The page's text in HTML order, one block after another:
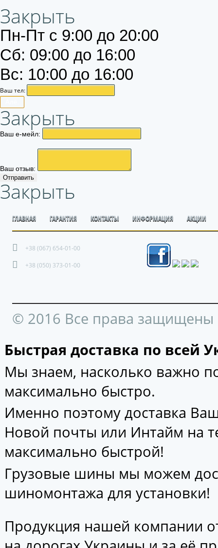
Закрыть
Пн-Пт с 9:00 до 20:00
Сб: 09:00 до 16:00
Вс: 10:00 до 16:00
Ваш тел:
Закрыть
Ваш е-мейл:
Ваш отзыв:
Отправить
Закрыть
ГЛАВНАЯ ГАРАНТИЯ КОНТАКТЫ ИНФОРМАЦИЯ АКЦИИ
+38 (067) 654-01-00
+38 (050) 373-01-00
© 2016 Все права защищены
Быстрая доставка по всей
Мы знаем, насколько важно
максимально быстро.
Именно поэтому доставка
Новой почты или Интайм на
максимально быстрой!
Грузовые шины мы можем
шиномонтажа для установки!
Продукция нашей компании